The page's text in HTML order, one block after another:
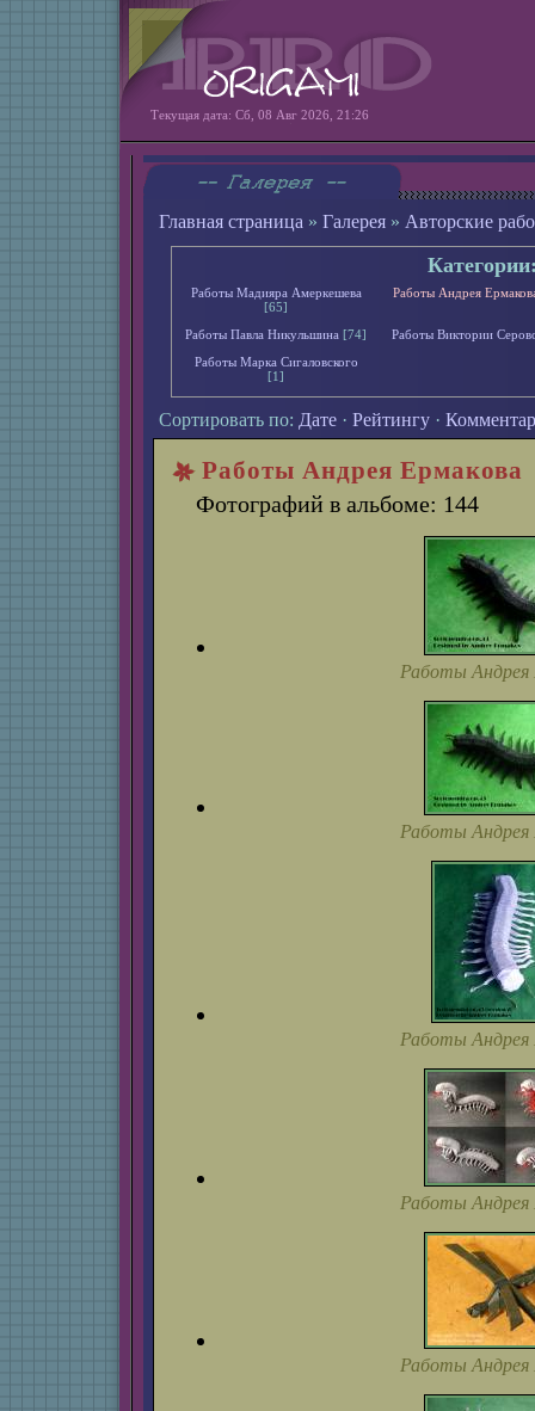
Текущая дата: Сб, 08 Авг 2026, 21:26
Главная страница » Галерея » Авторские
Работы Мадияра Амеркешева
[65]
Работы Андрея
Работы Павла Никульшина [74]
Работы Виктории
Работы Марка Сигаловского
[1]
Сортировать по: Дате · Рейтингу ·
Работы Андрея Ермакова
Фотографий в альбоме: 144
Работы Андрея
Работы Андрея
Работы Андрея
Работы Андрея
Работы Андрея